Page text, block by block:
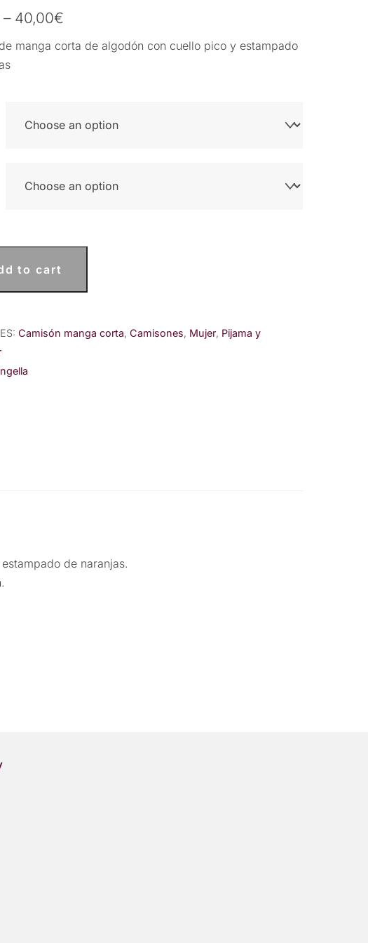
– 40,00€
manga corta de algodón con cuello pico y estampado
to cart
Camisón manga corta,Camisones, Mujer, Pijama y
de naranjas.